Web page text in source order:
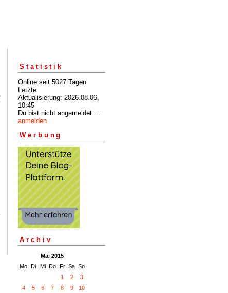
Statistik
Online seit 5027 Tagen
Letzte
Aktualisierung: 2026.08.06,
10:45
Du bist nicht angemeldet ...
anmelden
Werbung
Archiv
Mai 2015
Mo Di Mi Do Fr Sa So
1
2
3
4
5 6 7 8 9
10